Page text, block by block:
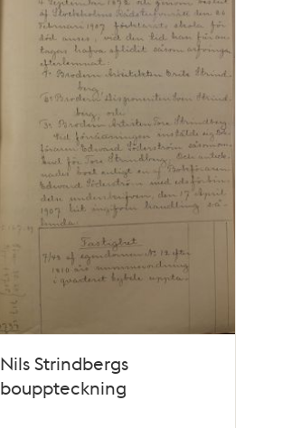
Nils Strindbergs
bouppteckning